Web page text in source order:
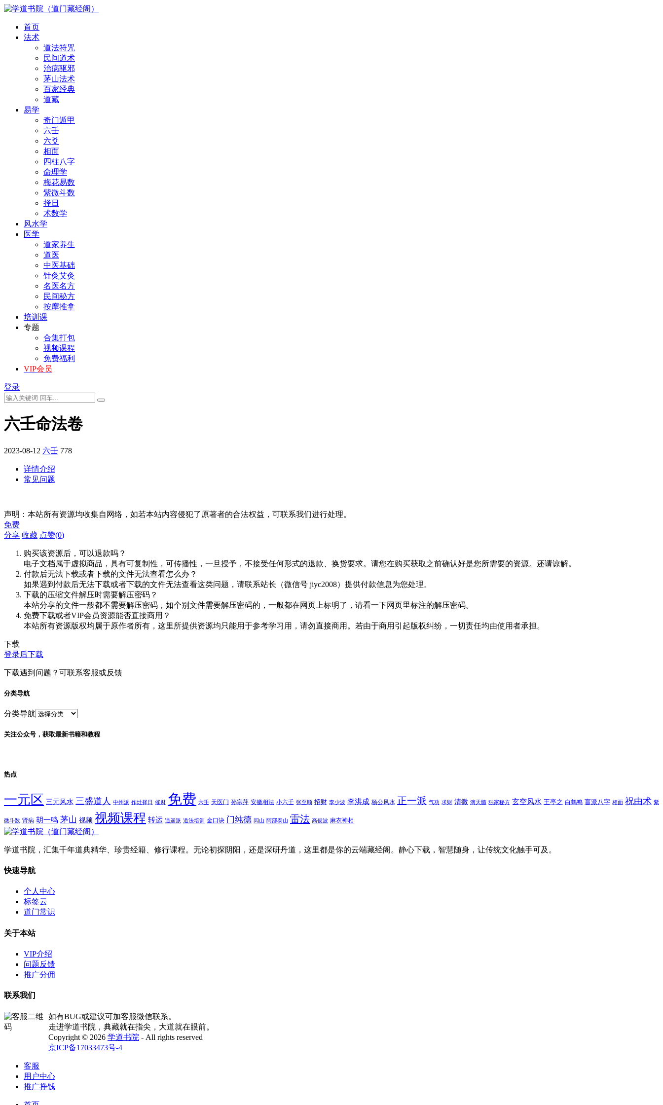
首页
法术
道法符咒
民间道术
治病驱邪
茅山法术
百家经典
道藏
易学
奇门遁甲
六壬
六爻
相面
四柱八字
命理学
梅花易数
紫微斗数
择日
术数学
风水学
医学
道家养生
道医
中医基础
针灸艾灸
名医名方
民间秘方
按摩推拿
培训课
专题
合集打包
视频课程
免费福利
VIP会员
登录
六壬命法卷
2023-08-12 六壬 778
详情介绍
常见问题
声明：本站所有资源均收集自网络，如若本站内容侵犯了原著者的合法权益，可联系我们进行处理。
免费
分享 收藏 点赞(0)
购买该资源后，可以退款吗？
电子文档属于虚拟商品，具有可复制性，可传播性，一旦授予，不接受任何形式的退款、换货要求。请您在购买获取之前确认好是您所需要的资源。还请谅解。
付款后无法下载或者下载的文件无法查看怎么办？
如果遇到付款后无法下载或者下载的文件无法查看这类问题，请联系站长（微信号 jiyc2008）提供付款信息为您处理。
下载的压缩文件解压时需要解压密码？
本站分享的文件一般都不需要解压密码，如个别文件需要解压密码的，一般都在网页上标明了，请看一下网页里标注的解压密码。
免费下载或者VIP会员资源能否直接商用？
本站所有资源版权均属于原作者所有，这里所提供资源均只能用于参考学习用，请勿直接商用。若由于商用引起版权纠纷，一切责任均由使用者承担。
下载
登录后下载
下载遇到问题？可联系客服或反馈
分类导航
分类导航
关注公众号，获取最新书籍和教程
热点
一元区 三元风水 三盛道人 中州派 作灶择日 催财 免费 六壬 天医门 孙宗萍 安徽相法 小六壬 张至顺 招财 李少波 李洪成 杨公风水 正一派 气功 求财 清微 滴天髓 独家秘方 玄空风水 王亭之 白鹤鸣 盲派八字 相面 祝由术 紫
微斗数 肾病 胡一鸣 茅山 视频 视频课程 转运 逍遥派 道法培训 金口诀 门纯德 闾山 阿部泰山 雷法 高俊波 麻衣神相
学道书院，汇集千年道典精华、珍贵经籍、修行课程。无论初探阴阳，还是深研丹道，这里都是你的云端藏经阁。静心下载，智慧随身，让传统文化触手可及。
快速导航
个人中心
标签云
道门常识
关于本站
VIP介绍
问题反馈
推广分佣
联系我们
如有BUG或建议可加客服微信联系。
走进学道书院，典藏就在指尖，大道就在眼前。
Copyright © 2026 学道书院 - All rights reserved
京ICP备17033473号-4
客服
用户中心
推广挣钱